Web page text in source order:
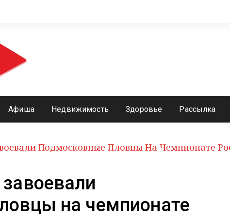
Афиша Недвижимость Здоровье Рассылка
Подмосковные Пловцы На Чемпионате
на чемпионате